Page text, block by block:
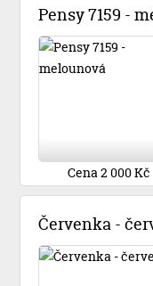
Cena 2 000 Kč